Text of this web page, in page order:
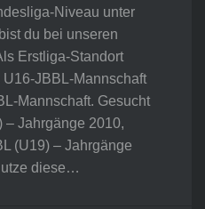
Niveau unter
du bei unseren
Erstliga-Standort
JBBL-Mannschaft
Mannschaft. Gesucht
– Jahrgänge 2010,
(U19) – Jahrgänge
diese…